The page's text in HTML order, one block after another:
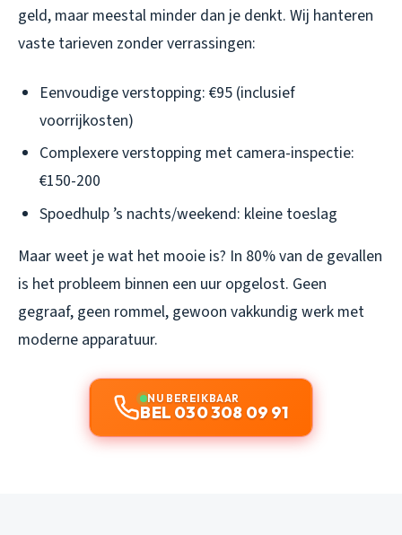
geld, maar meestal minder dan je denkt. Wij hanteren
vaste tarieven zonder verrassingen:
Eenvoudige verstopping: €95 (inclusief
voorrijkosten)
Complexere verstopping met camera-inspectie:
€150-200
Spoedhulp ’s nachts/weekend: kleine toeslag
Maar weet je wat het mooie is? In 80% van de gevallen
is het probleem binnen een uur opgelost. Geen
gegraaf, geen rommel, gewoon vakkundig werk met
moderne apparatuur.
NU BEREIKBAAR
BEL 030 308 09 91